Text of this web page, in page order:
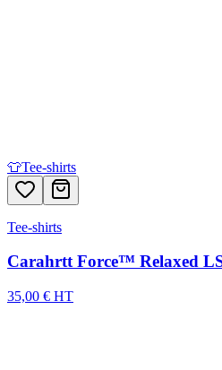
👕Tee-shirts
Tee-shirts
Carahrtt Force™ Relaxed
35,00 € HT